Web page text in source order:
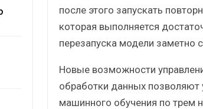
после этого запускать
которая выполняется
перезапуска модели заметно
Новые возможности
обработки данных
машинного обучения по трем